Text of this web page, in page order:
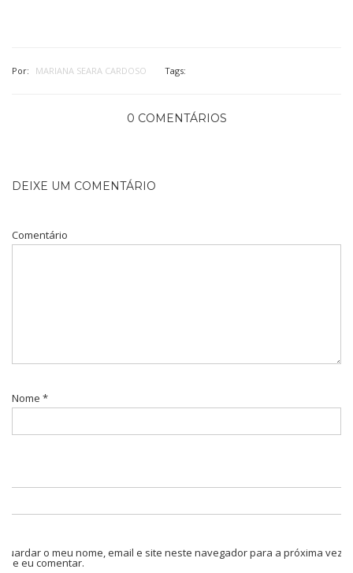
Por: MARIANA SEARA CARDOSO Tags:
0 COMENTÁRIOS
DEIXE UM COMENTÁRIO
Comentário
Nome *
Guardar o meu nome, email e site neste navegador para a próxima vez
que eu comentar.